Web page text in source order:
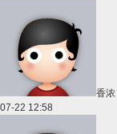
香浓
07-22 12:58